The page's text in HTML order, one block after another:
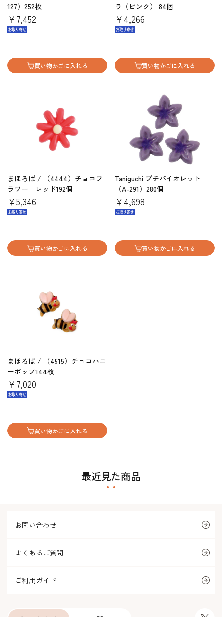
127）252枚
￥7,452
買い物かごに入れる
ラ（ピンク） 84個
￥4,266
買い物かごに入れる
まほろば / （4444）チョコフ
ラワー レッド192個
￥5,346
買い物かごに入れる
Taniguchi プチバイオレット
（A-291）280個
￥4,698
買い物かごに入れる
まほろば / （4515）チョコハニ
ーポップ144枚
￥7,020
買い物かごに入れる
最近見た商品
お問い合わせ
よくあるご質問
ご利用ガイド